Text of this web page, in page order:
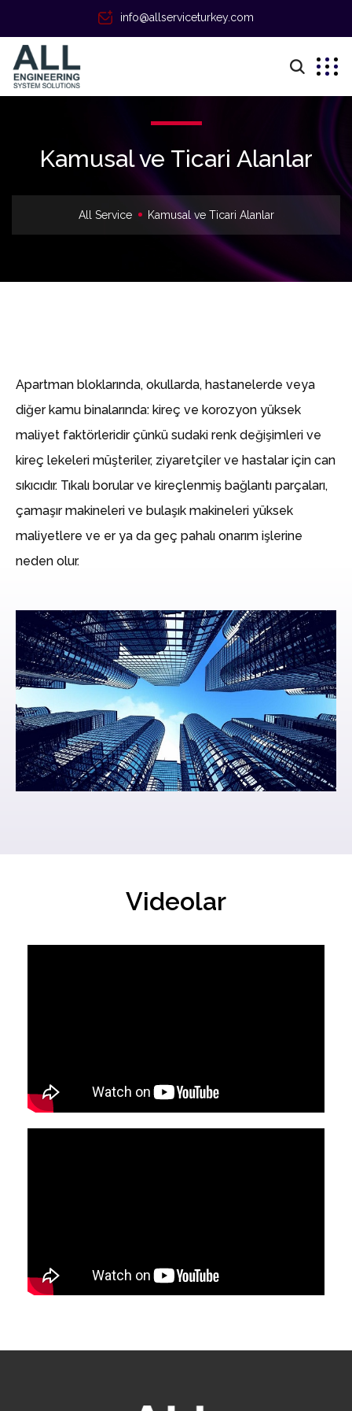
info@allserviceturkey.com
Kamusal ve Ticari Alanlar
All Service Kamusal ve Ticari Alanlar
Apartman bloklarında, okullarda, hastanelerde veya
diğer kamu binalarında: kireç ve korozyon yüksek
maliyet faktörleridir çünkü sudaki renk değişimleri ve
kireç lekeleri müşteriler, ziyaretçiler ve hastalar için can
sıkıcıdır. Tıkalı borular ve kireçlenmiş bağlantı parçaları,
çamaşır makineleri ve bulaşık makineleri yüksek
maliyetlere ve er ya da geç pahalı onarım işlerine
neden olur.
Videolar